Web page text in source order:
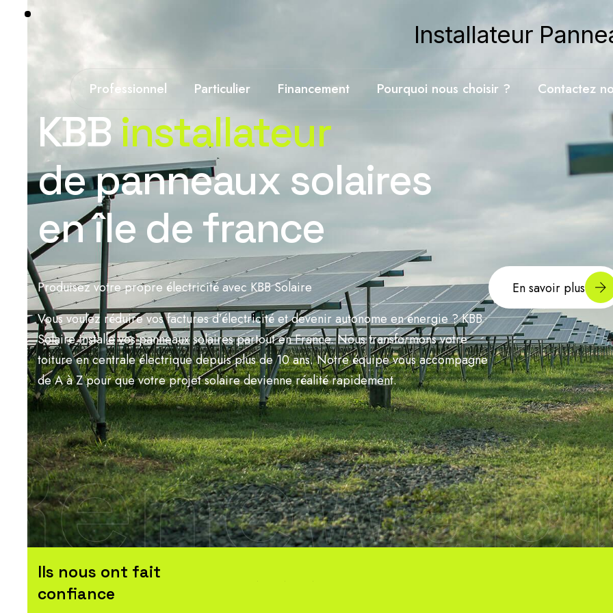
Installateur
Professionnel Particulier Financement Pourquoi nous choisir ? Contactez
KBBinstallateur
de panneaux solaires
en île de france
Produisez votre propre électricité avec KBB Solaire
Vous voulez réduire vos factures d’électricité et devenir autonome en énergie ? KBB
Solaire installe vos panneaux solaires partout en France. Nous transformons votre
toiture en centrale électrique depuis plus de 10 ans. Notre équipe vous accompagne
de A à Z pour que votre projet solaire devienne réalité rapidement.
En savoir plus
Ils nous ont fait
confiance